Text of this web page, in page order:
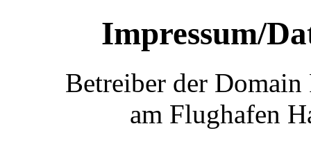
Impressum/
Betreiber der
am Flughafen